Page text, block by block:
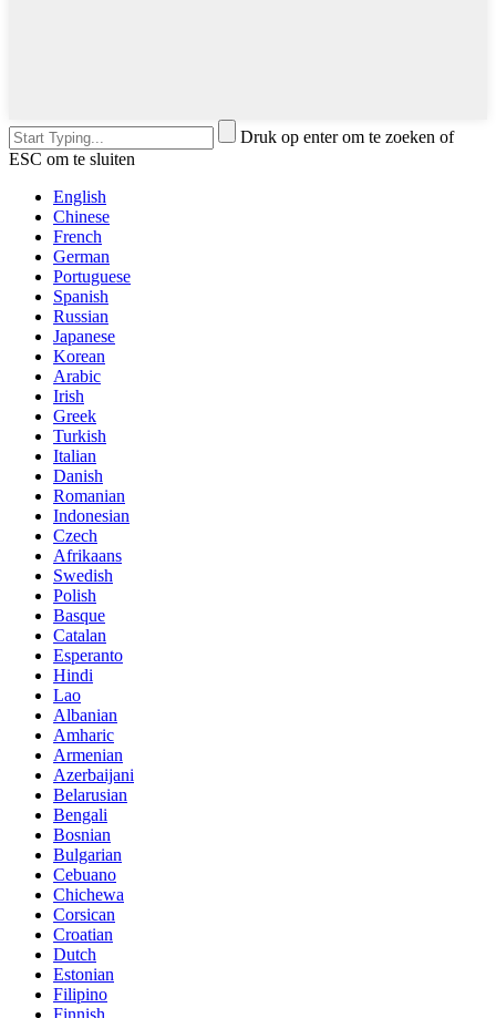
Druk op enter om te zoeken of
ESC om te sluiten
English
Chinese
French
German
Portuguese
Spanish
Russian
Japanese
Korean
Arabic
Irish
Greek
Turkish
Italian
Danish
Romanian
Indonesian
Czech
Afrikaans
Swedish
Polish
Basque
Catalan
Esperanto
Hindi
Lao
Albanian
Amharic
Armenian
Azerbaijani
Belarusian
Bengali
Bosnian
Bulgarian
Cebuano
Chichewa
Corsican
Croatian
Dutch
Estonian
Filipino